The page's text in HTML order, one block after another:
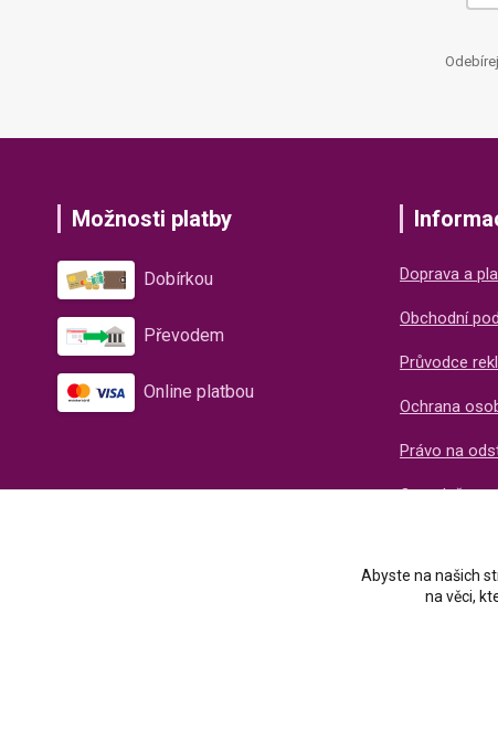
Možnosti platby
Dobírkou
Převodem
Online platbou
Doprava a
Obchodní
Průvodce
Ochrana
Právo na
O
Abyste na našich
na věci,